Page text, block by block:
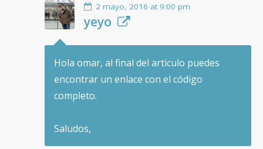
2 mayo, 2016 at 9:00 pm
yeyo
Hola omar, al final del articulo puedes
encontrar un enlace con el código
completo.
Saludos,